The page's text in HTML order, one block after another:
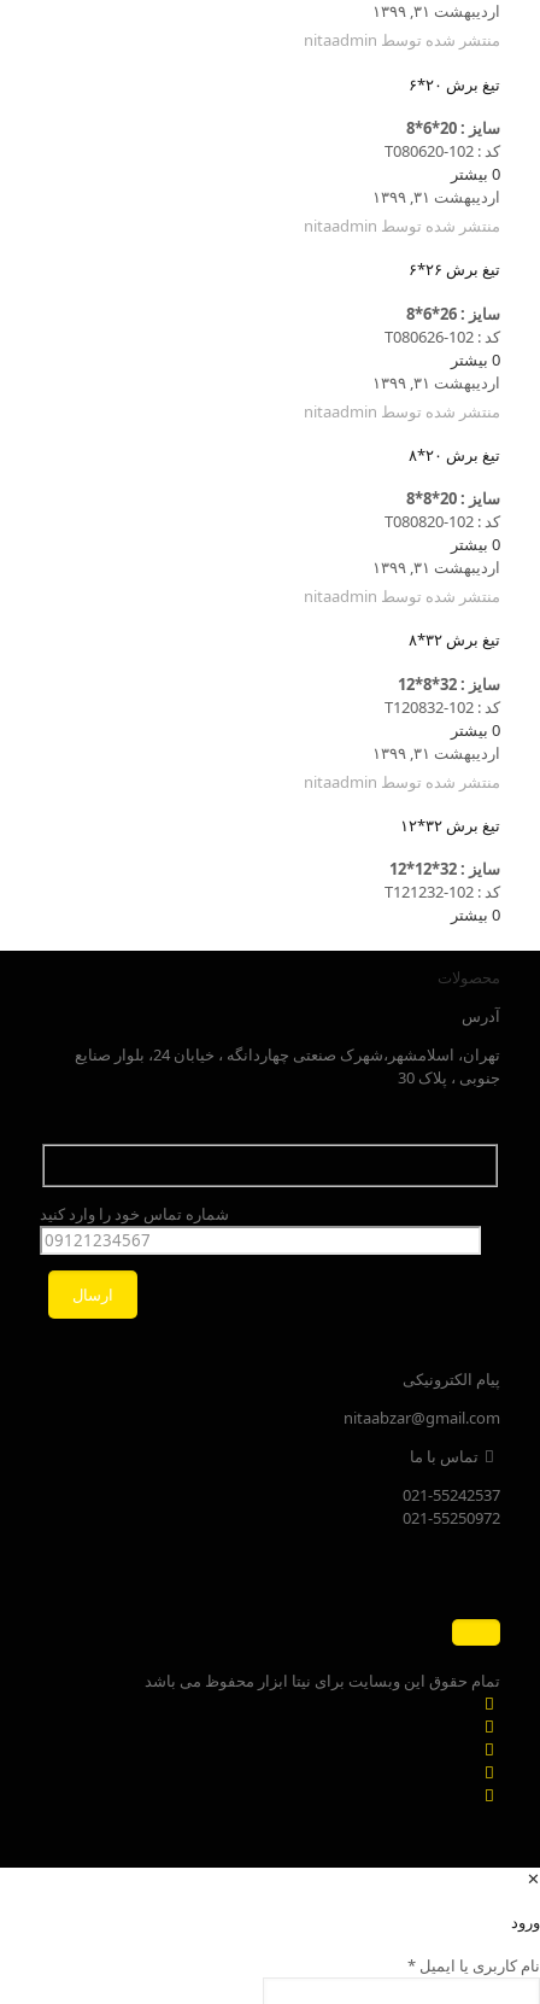
اردیبهشت ۳۱, ۱۳۹۹
منتشر شده توسط nitaadmin
تیغ برش ۲۰*۶
سایز : 20*6*8
کد : T080620-102
0 بیشتر
اردیبهشت ۳۱, ۱۳۹۹
منتشر شده توسط nitaadmin
تیغ برش ۲۶*۶
سایز : 26*6*8
کد : T080626-102
0 بیشتر
اردیبهشت ۳۱, ۱۳۹۹
منتشر شده توسط nitaadmin
تیغ برش ۲۰*۸
سایز : 20*8*8
کد : T080820-102
0 بیشتر
اردیبهشت ۳۱, ۱۳۹۹
منتشر شده توسط nitaadmin
تیغ برش ۳۲*۸
سایز : 32*8*12
کد : T120832-102
0 بیشتر
اردیبهشت ۳۱, ۱۳۹۹
منتشر شده توسط nitaadmin
تیغ برش ۳۲*۱۲
سایز : 32*12*12
کد : T121232-102
0 بیشتر
محصولات
آدرس
تهران، اسلامشهر،شهرک صنعتی چهاردانگه ، خیابان 24، بلوار صنایع
جنوبی ، پلاک 30
شماره تماس خود را وارد کنید
پیام الکترونیکی
nitaabzar@gmail.com
تماس با ما
021-55242537
021-55250972
تمام حقوق این وبسایت برای نیتا ابزار محفوظ می باشد
✕
ورود
نام کاربری یا ایمیل *